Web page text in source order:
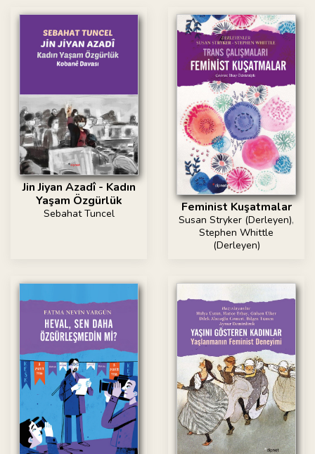
Jin Jiyan Azadî - Kadın
Yaşam Özgürlük
Sebahat Tuncel Feminist Kuşatmalar
Susan Stryker (Derleyen),
Stephen Whittle
(Derleyen)